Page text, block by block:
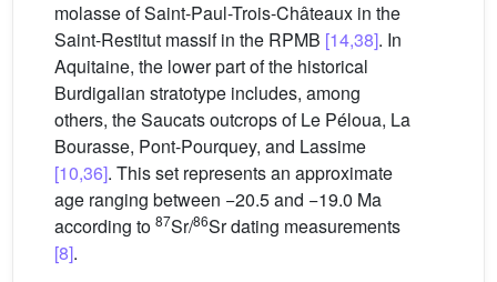
molasse of Saint-Paul-Trois-Châteaux in the
Saint-Restitut massif in the RPMB [14,38]. In
Aquitaine, the lower part of the historical
Burdigalian stratotype includes, among
others, the Saucats outcrops of Le Péloua, La
Bourasse, Pont-Pourquey, and Lassime
[10,36]. This set represents an approximate
age ranging between −20.5 and −19.0 Ma
according to 87Sr/86Sr dating measurements
[8].